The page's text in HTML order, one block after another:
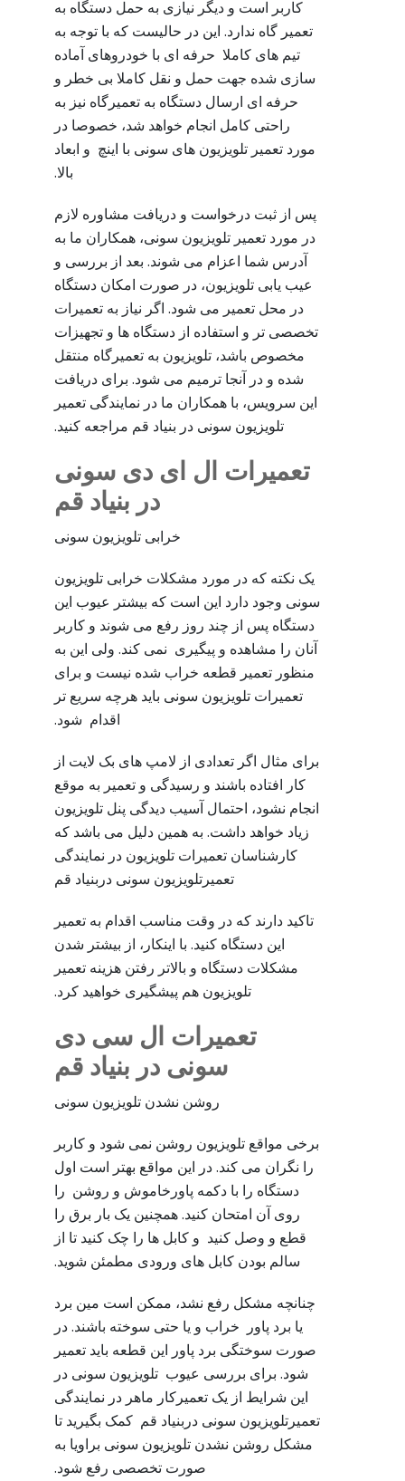
کاربر است و دیگر نیازی به حمل دستگاه به
تعمیر گاه ندارد. این در حالیست که با توجه به
تیم های کاملا حرفه ای با خودروهای آماده
سازی شده جهت حمل و نقل کاملا بی خطر و
حرفه ای ارسال دستگاه به تعمیرگاه نیز به
راحتی کامل انجام خواهد شد، خصوصا در
مورد تعمیر تلویزیون های سونی با اینچ و ابعاد
بالا.
پس از ثبت درخواست و دریافت مشاوره لازم
در مورد تعمیر تلویزیون سونی، همکاران ما به
آدرس شما اعزام می شوند. بعد از بررسی و
عیب یابی تلویزیون، در صورت امکان دستگاه
در محل تعمیر می شود. اگر نیاز به تعمیرات
تخصصی تر و استفاده از دستگاه ها و تجهیزات
مخصوص باشد، تلویزیون به تعمیرگاه منتقل
شده و در آنجا ترمیم می شود. برای دریافت
این سرویس، با همکاران ما در نمایندگی تعمیر
تلویزیون سونی در بنیاد قم مراجعه کنید.
تعمیرات ال ای دی سونی
در بنیاد قم
خرابی تلویزیون سونی
یک نکته که در مورد مشکلات خرابی تلویزیون
سونی وجود دارد این است که بیشتر عیوب این
دستگاه پس از چند روز رفع می شوند و کاربر
آنان را مشاهده و پیگیری نمی کند. ولی این به
منظور تعمیر قطعه خراب شده نیست و برای
تعمیرات تلویزیون سونی باید هرچه سریع تر
اقدام شود.
برای مثال اگر تعدادی از لامپ های بک لایت از
کار افتاده باشند و رسیدگی و تعمیر به موقع
انجام نشود، احتمال آسیب دیدگی پنل تلویزیون
زیاد خواهد داشت. به همین دلیل می باشد که
کارشناسان تعمیرات تلویزیون در نمایندگی
تعمیرتلویزیون سونی دربنیاد قم
تاکید دارند که در وقت مناسب اقدام به تعمیر
این دستگاه کنید. با اینکار، از بیشتر شدن
مشکلات دستگاه و بالاتر رفتن هزینه تعمیر
تلویزیون هم پیشگیری خواهید کرد.
تعمیرات ال سی دی
سونی در بنیاد قم
روشن نشدن تلویزیون سونی
برخی مواقع تلویزیون روشن نمی شود و کاربر
را نگران می کند. در این مواقع بهتر است اول
دستگاه را با دکمه پاورخاموش و روشن را
روی آن امتحان کنید. همچنین یک بار برق را
قطع و وصل کنید و کابل ها را چک کنید تا از
سالم بودن کابل های ورودی مطمئن شوید.
چنانچه مشکل رفع نشد، ممکن است مین برد
یا برد پاور خراب و یا حتی سوخته باشند. در
صورت سوختگی برد پاور این قطعه باید تعمیر
شود. برای بررسی عیوب تلویزیون سونی در
این شرایط از یک تعمیرکار ماهر در نمایندگی
تعمیرتلویزیون سونی دربنیاد قم کمک بگیرید تا
مشکل روشن نشدن تلویزیون سونی براویا به
صورت تخصصی رفع شود.